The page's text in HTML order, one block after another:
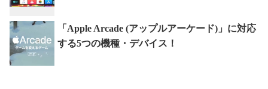
「Apple Arcade (アップルアーケード)」に対応
する5つの機種・デバイス！